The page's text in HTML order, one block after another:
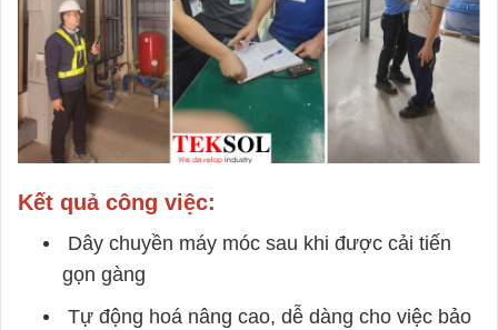
Kết quả công việc:
Dây chuyền máy móc sau khi được cải tiến
gọn gàng
Tự động hoá nâng cao, dễ dàng cho việc bảo